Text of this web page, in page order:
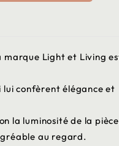
marque Light et Living
lui confèrent élégance et
la luminosité de la
au regard.